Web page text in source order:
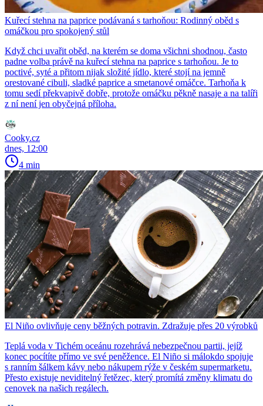
Kuřecí stehna na paprice podávaná s tarhoňou: Rodinný oběd s
omáčkou pro spokojený stůl
Když chci uvařit oběd, na kterém se doma všichni shodnou, často
padne volba právě na kuřecí stehna na paprice s tarhoňou. Je to
poctivé, syté a přitom nijak složité jídlo, které stojí na jemně
orestované cibuli, sladké paprice a smetanové omáčce. Tarhoňa k
tomu sedí překvapivě dobře, protože omáčku pěkně nasaje a na talíři
z ní není jen obyčejná příloha.
Cooky.cz
dnes, 12:00
4 min
El Niño ovlivňuje ceny běžných potravin. Zdražuje přes 20 výrobků
Teplá voda v Tichém oceánu rozehrává nebezpečnou partii, jejíž
konec pocítíte přímo ve své peněžence. El Niño si málokdo spojuje
s ranním šálkem kávy nebo nákupem rýže v českém supermarketu.
Přesto existuje neviditelný řetězec, který promítá změny klimatu do
cenovek na našich regálech.